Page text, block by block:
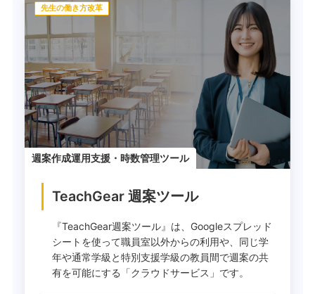
先生の働き方改革
週案作成運用支援・時数管理ツール
TeachGear 週案ツール
『TeachGear週案ツール』は、Googleスプレッド
シートを使って職員室以外からの利用や、同じ学
年や通常学級と特別支援学級の教員間で週案の共
有を可能にする「クラウドサービス」です。